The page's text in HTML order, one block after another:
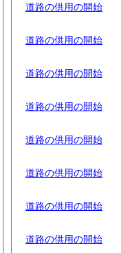
道路の供用の開始
道路の供用の開始
道路の供用の開始
道路の供用の開始
道路の供用の開始
道路の供用の開始
道路の供用の開始
道路の供用の開始